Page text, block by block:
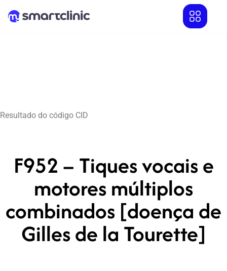
Resultado do código CID
F952 – Tiques vocais e
motores múltiplos
combinados [doença de
Gilles de la Tourette]